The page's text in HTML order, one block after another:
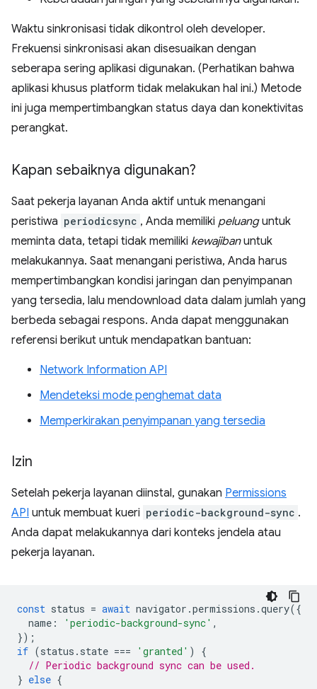
Waktu sinkronisasi tidak dikontrol oleh developer.
Frekuensi sinkronisasi akan disesuaikan dengan
seberapa sering aplikasi digunakan. (Perhatikan bahwa
aplikasi khusus platform tidak melakukan hal ini.) Metode
ini juga mempertimbangkan status daya dan konektivitas
perangkat.
Kapan sebaiknya digunakan?
Saat pekerja layanan Anda aktif untuk menangani
peristiwa periodicsync , Anda memiliki peluanguntuk
meminta data, tetapi tidak memiliki kewajibanuntuk
melakukannya. Saat menangani peristiwa, Anda harus
mempertimbangkan kondisi jaringan dan penyimpanan
yang tersedia, lalu mendownload data dalam jumlah yang
berbeda sebagai respons. Anda dapat menggunakan
referensi berikut untuk mendapatkan bantuan:
Network Information API
Mendeteksi mode penghemat data
Memperkirakan penyimpanan yang tersedia
Izin
Setelah pekerja layanan diinstal, gunakan Permissions
API untuk membuat kueri periodic-background-sync .
Anda dapat melakukannya dari konteks jendela atau
pekerja layanan.
const status = await navigator .permissions .query({
name : 'periodic-background-sync' ,
});
if (status . state === 'granted' )
{
// Periodic background sync can be used.
} else {